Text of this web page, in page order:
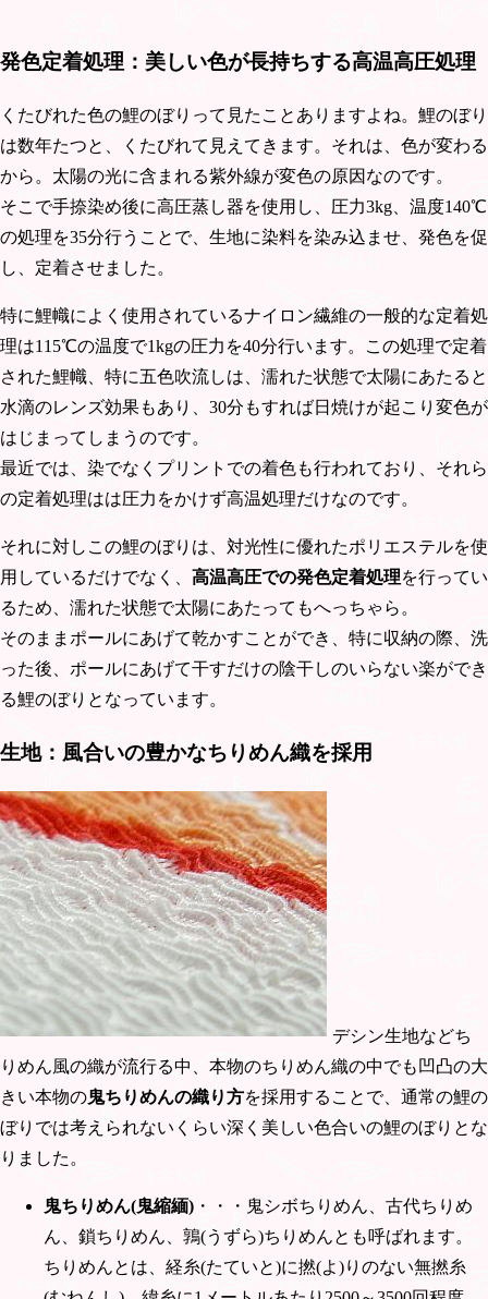
発色定着処理：美しい色が長持ちする高温高圧処理
くたびれた色の鯉のぼりって見たことありますよね。鯉のぼり
は数年たつと、くたびれて見えてきます。それは、色が変わる
から。太陽の光に含まれる紫外線が変色の原因なのです。
そこで手捺染め後に高圧蒸し器を使用し、圧力3kg、温度140℃
の処理を35分行うことで、生地に染料を染み込ませ、発色を促
し、定着させました。
特に鯉幟によく使用されているナイロン繊維の一般的な定着処
理は115℃の温度で1kgの圧力を40分行います。この処理で定着
された鯉幟、特に五色吹流しは、濡れた状態で太陽にあたると
水滴のレンズ効果もあり、30分もすれば日焼けが起こり変色が
はじまってしまうのです。
最近では、染でなくプリントでの着色も行われており、それら
の定着処理はは圧力をかけず高温処理だけなのです。
それに対しこの鯉のぼりは、対光性に優れたポリエステルを使
用しているだけでなく、 高温高圧での発色定着処理を行ってい
るため、濡れた状態で太陽にあたってもへっちゃら。
そのままポールにあげて乾かすことができ、特に収納の際、洗
った後、ポールにあげて干すだけの陰干しのいらない楽ができ
る鯉のぼりとなっています。
生地：風合いの豊かなちりめん織を採用
デシン生地などち
りめん風の織が流行る中、本物のちりめん織の中でも凹凸の大
きい本物の鬼ちりめんの織り方を採用することで、通常の鯉の
ぼりでは考えられないくらい深く美しい色合いの鯉のぼりとな
りました。
鬼ちりめん(鬼縮緬) ・・・鬼シボちりめん、古代ちりめ
ん、鎖ちりめん、鶉(うずら)ちりめんとも呼ばれます。
ちりめんとは、経糸(たていと)に撚(よ)りのない無撚糸